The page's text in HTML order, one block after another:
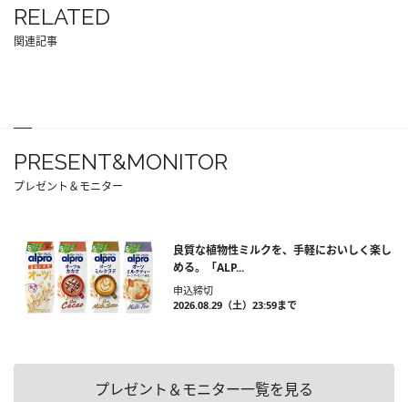
RELATED
関連記事
PRESENT&MONITOR
プレゼント＆モニター
良質な植物性ミルクを、手軽においしく楽し
める。「ALP...
申込締切
2026.08.29（土）23:59まで
プレゼント＆モニター一覧を見る